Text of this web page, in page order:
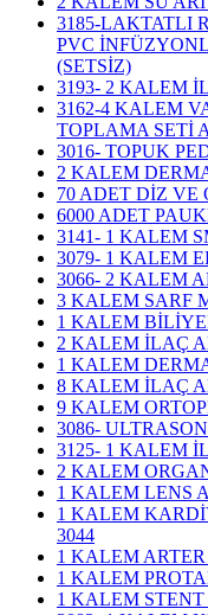
3185-LAKTATLI
PVC
(SETSİZ)
3193- 2 KALEM
3162-4 KALEM
TOPLAMA SETİ
3016- TOPUK
2 KALEM
70 ADET DİZ VE
6000 ADET
3141- 1 KALEM
3079- 1 KALEM
3066- 2 KALEM
3 KALEM SARF
1 KALEM
2 KALEM İLAÇ
1 KALEM
8 KALEM İLAÇ
9 KALEM
3086-
3125- 1 KALEM
2 KALEM
1 KALEM LENS
1 KALEM
3044
1 KALEM
1 KALEM
1 KALEM